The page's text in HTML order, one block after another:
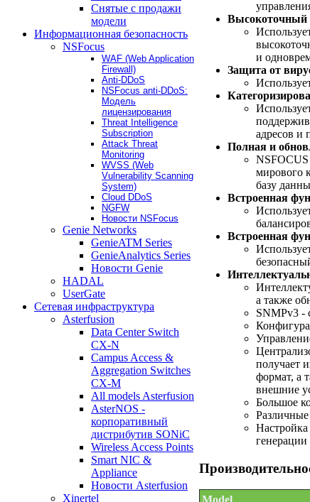
Снятые с продажи
модели
Информационная безопасность
NSFocus
WAF (Web Application
Firewall)
Anti-DDoS
NSFocus anti-DDoS:
Модель
лицензирования
Threat Intelligence
Subscription
Attack Threat
Monitoring
WVSS (Web
Vulnerability Scanning
System)
Cloud DDoS
NGFW
Новости NSFocus
Genie Networks
GenieATM Series
GenieAnalytics Series
Новости Genie
HADAL
UserGate
Сетевая инфраструктура
Asterfusion
Data Center Switch
CX-N
Campus Access &
Aggregation Switches
CX-M
All models Asterfusion
AsterNOS -
корпоративный
дистрибутив SONiC
Wireless Access Points
Smart NIC &
Appliance
Новости Asterfusion
Xinertel
Высокоточный
и
Защита от
адресов и
Полная и
NSFOCUS
мирового
базу
Встроенная
Встроенная
а также
SNMPv3 -
получает
формат, а
внешние
Большое
генерации